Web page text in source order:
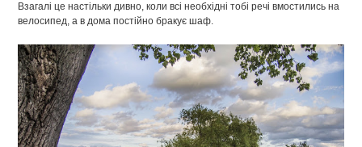
Взагалі це настільки дивно, коли всі необхідні тобі речі вмостились на
велосипед, а в дома постійно бракує шаф.